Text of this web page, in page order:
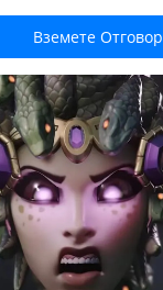
Вземете Отговор